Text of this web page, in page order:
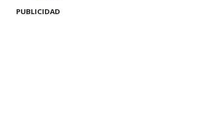
PUBLICIDAD